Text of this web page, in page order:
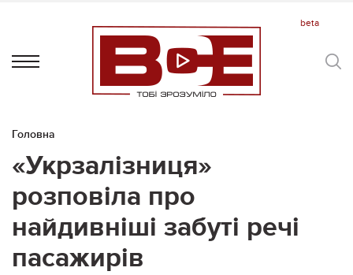
Головна
«Укрзалізниця»
розповіла про
найдивніші забуті речі
пасажирів